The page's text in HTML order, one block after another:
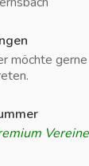
möchte
Vereine